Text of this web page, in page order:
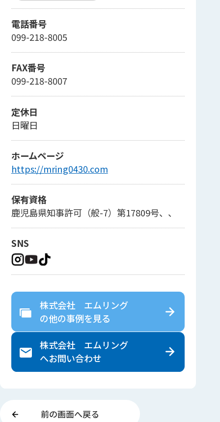
電話番号
099-218-8005
FAX番号
099-218-8007
定休日
日曜日
ホームページ
https://mring0430.com
保有資格
鹿児島県知事許可（般-7）第17809号、、
SNS
株式会社 エムリング
の他の事例を見る
株式会社 エムリング
へお問い合わせ
前の画面へ戻る